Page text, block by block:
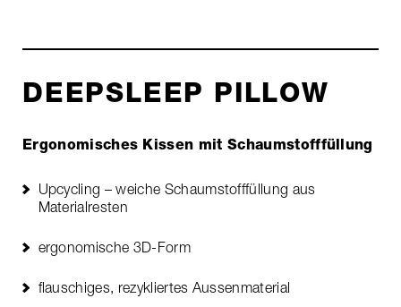
DEEPSLEEP PILLOW
Ergonomisches Kissen mit Schaumstofffüllung
Upcycling – weiche Schaumstofffüllung aus
Materialresten
ergonomische 3D-Form
flauschiges, rezykliertes Aussenmaterial